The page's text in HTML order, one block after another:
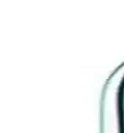
sıcak bir dokunuş sağlar. Günlük ve
Jagler Black Erkek Parfüm
Jagler Black Erkek Parfüm Seti, 90
Bvlgari Man Wood Neroli ve